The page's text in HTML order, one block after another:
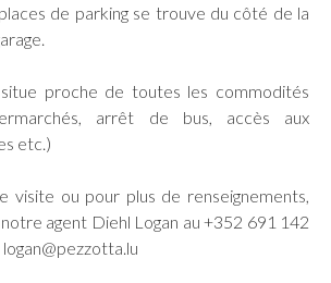
de parking se trouve du côté de la
proche de toutes les commodités
arrêt de bus, accès aux
etc.)
visite ou pour plus de renseignements,
agent Diehl Logan au +352 691 142